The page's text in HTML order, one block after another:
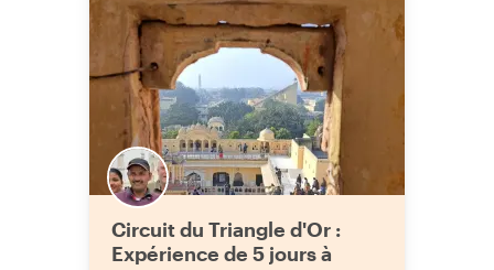
Circuit du Triangle d'Or :
Expérience de 5 jours à